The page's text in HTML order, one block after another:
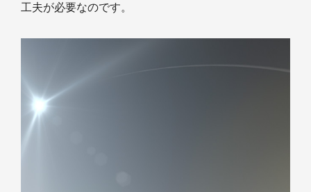
工夫が必要なのです。